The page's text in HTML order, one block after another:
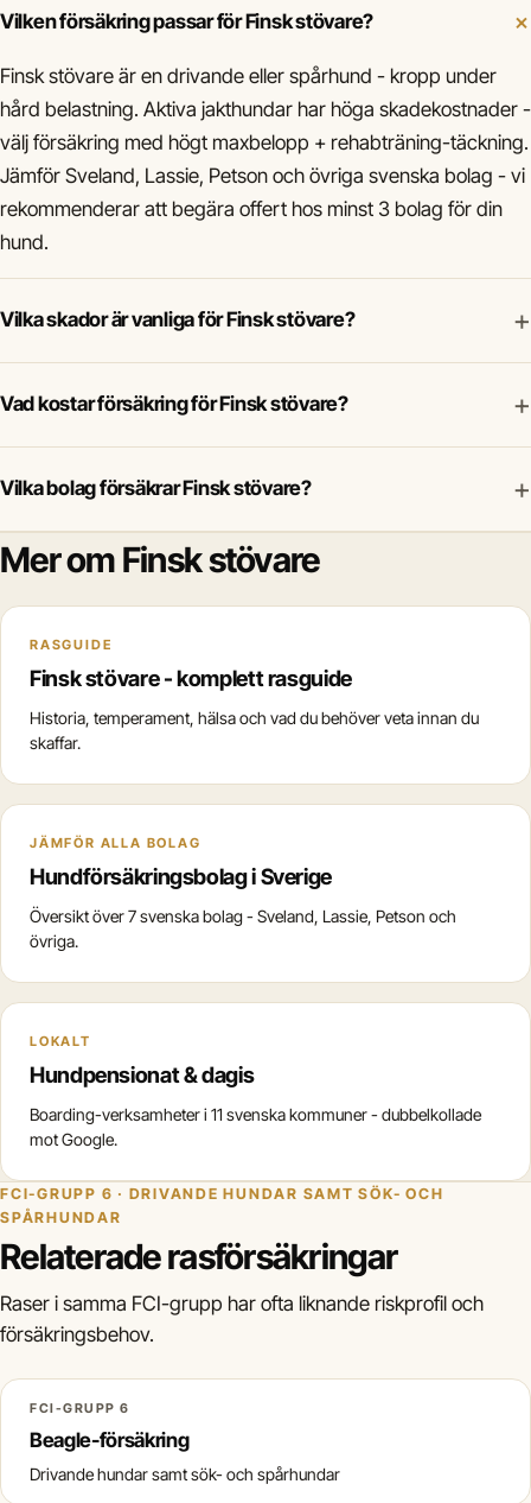
Vilken försäkring passar för Finsk stövare?
Finsk stövare är en drivande eller spårhund - kropp under
hård belastning. Aktiva jakthundar har höga skadekostnader -
välj försäkring med högt maxbelopp + rehabträning-täckning.
Jämför Sveland, Lassie, Petson och övriga svenska bolag - vi
rekommenderar att begära offert hos minst 3 bolag för din
hund.
Vilka skador är vanliga för Finsk stövare? +
Vad kostar försäkring för Finsk stövare? +
Vilka bolag försäkrar Finsk stövare? +
Mer om Finsk stövare
RASGUIDE
Finsk stövare - komplett rasguide
Historia, temperament, hälsa och vad du behöver veta innan du
skaffar.
JÄMFÖR ALLA BOLAG
Hundförsäkringsbolag i Sverige
Översikt över 7 svenska bolag - Sveland, Lassie, Petson och
övriga.
LOKALT
Hundpensionat & dagis
Boarding-verksamheter i 11 svenska kommuner - dubbelkollade
mot Google.
FCI-GRUPP 6 · DRIVANDE HUNDAR SAMT SÖK- OCH
SPÅRHUNDAR
Relaterade rasförsäkringar
Raser i samma FCI-grupp har ofta liknande riskprofil och
försäkringsbehov.
FCI-GRUPP 6
Beagle-försäkring
Drivande hundar samt sök- och spårhundar